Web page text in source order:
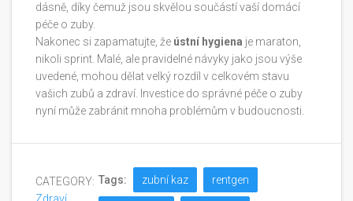
dásně, díky čemuž jsou skvělou součástí vaší domácí
péče o zuby.
Nakonec si zapamatujte, že ústní hygiena je maraton,
nikoli sprint. Malé, ale pravidelné návyky jako jsou výše
uvedené, mohou dělat velký rozdíl v celkovém stavu
vašich zubů a zdraví. Investice do správné péče o zuby
nyní může zabránit mnoha problémům v budoucnosti.
CATEGORY: Tags: zubní kaz rentgen